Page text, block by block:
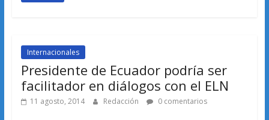
Internacionales
Presidente de Ecuador podría ser
facilitador en diálogos con el ELN
11 agosto, 2014 Redacción 0 comentarios